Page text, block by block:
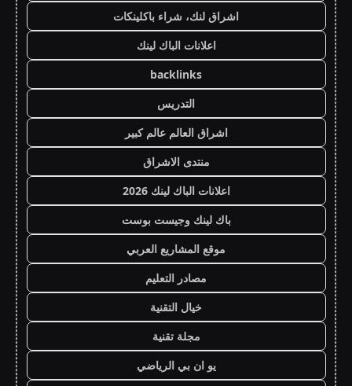
اشراق لنك، شراء باكلينكات
اعلانات الباك لينك
backlinks
التدريس
اشراق العالم عالم كبير
منتدى الاشراق
اعلانات الباك لينك 2026
باك لينك وجيست بوست
موقع المشاريع العربي
مصادر التعليم
خيال التقنية
مجلة تقنية
يو ان بي الرياضي